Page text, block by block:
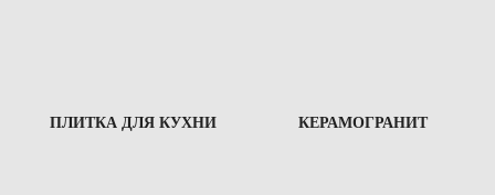
ПЛИТКА ДЛЯ КУХНИ КЕРАМОГРАНИТ